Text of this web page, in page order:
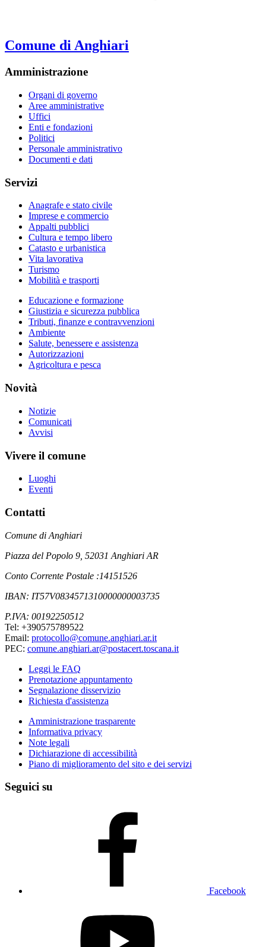
Comune di Anghiari
Amministrazione
Organi di governo
Aree amministrative
Uffici
Enti e fondazioni
Politici
Personale amministrativo
Documenti e dati
Servizi
Anagrafe e stato civile
Imprese e commercio
Appalti pubblici
Cultura e tempo libero
Catasto e urbanistica
Vita lavorativa
Turismo
Mobilità e trasporti
Educazione e formazione
Giustizia e sicurezza pubblica
Tributi, finanze e contravvenzioni
Ambiente
Salute, benessere e assistenza
Autorizzazioni
Agricoltura e pesca
Novità
Notizie
Comunicati
Avvisi
Vivere il comune
Luoghi
Eventi
Contatti
Comune di Anghiari
Piazza del Popolo 9, 52031 Anghiari AR
Conto Corrente Postale :14151526
IBAN: IT57V0834571310000000003735
P.IVA: 00192250512
Tel: +390575789522
Email: protocollo@comune.anghiari.ar.it
PEC: comune.anghiari.ar@postacert.toscana.it
Leggi le FAQ
Prenotazione appuntamento
Segnalazione disservizio
Richiesta d'assistenza
Amministrazione trasparente
Informativa privacy
Note legali
Dichiarazione di accessibilità
Piano di miglioramento del sito e dei servizi
Seguici su
Facebook